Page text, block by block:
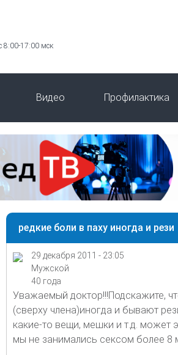
8:00-17:00 мск
Видео Профилактика
редкие боли в паху иногда и рези
29 декабря 2011 - 23:05
Мужской
40 года
Уважаемый доктор!!!Подскажите,
(сверху члена)иногда и бывают
какие-то вещи, мешки и т.д. может
мы не занимались сексом более 8